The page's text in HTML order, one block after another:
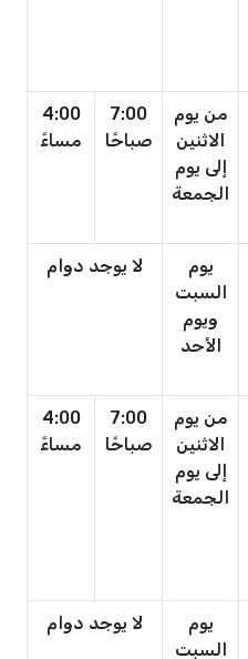
من يوم
الاثنين
إلى يوم
الجمعة
7:00
صباحًا
4:00
مساءً
يوم
السبت
ويوم
الأحد
لا يوجد دوام
من يوم
الاثنين
إلى يوم
الجمعة
7:00
صباحًا
4:00
مساءً
يوم
السبت
لا يوجد دوام